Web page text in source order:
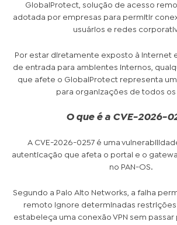
GlobalProtect, solução de acesso
adotada por empresas para permitir
usuários e redes
Por estar diretamente exposto à internet
de entrada para ambientes internos,
que afete o GlobalProtect representa
para organizações de todos
O que é a CVE-2026-
A CVE-2026-0257 é uma
autenticação que afeta o portal e o
no PAN-OS.
Segundo a Palo Alto Networks, a falha
remoto ignore determinadas
estabeleça uma conexão VPN sem